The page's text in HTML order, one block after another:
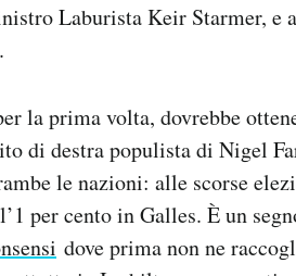
Laburista Keir Starmer, e
la prima volta, dovrebbe
di destra populista di Nigel
le nazioni: alle scorse
per cento in Galles. È un
dove prima non ne